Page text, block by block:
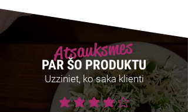
Atsauksmes
PAR ŠO PRODUKTU
Uzziniet, ko saka klienti
vidējais vērtējums ir 4 no 5